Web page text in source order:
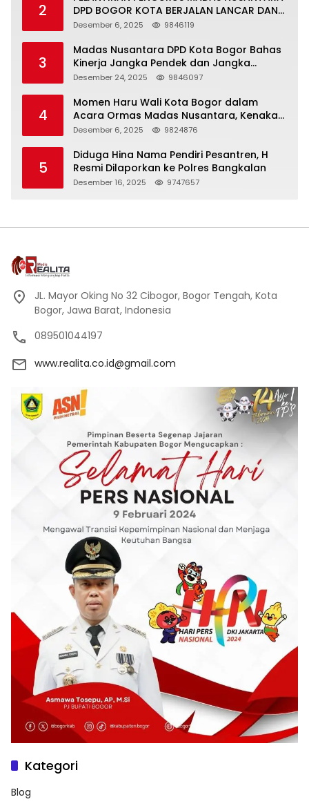
2
DPD BOGOR KOTA BERJALAN LANCAR DAN
KHIDMAT
Desember 6, 2025 9846119
3
Madas Nusantara DPD Kota Bogor Bahas
Kinerja Jangka Pendek dan Jangka
Panjang
Desember 24, 2025 9846097
4
Momen Haru Wali Kota Bogor dalam
Acara Ormas Madas Nusantara, Kenakan
Peci Hitam Tinggi sebagai Simbol
Desember 6, 2025 9824876
5
Diduga Hina Nama Pendiri Pesantren, H
Resmi Dilaporkan ke Polres Bangkalan
Desember 16, 2025 9747657
JL. Mayor Oking No 32 Cibogor, Bogor Tengah, Kota
Bogor, Jawa Barat, Indonesia
089501044197
www.realita.co.id@gmail.com
Kategori
Blog